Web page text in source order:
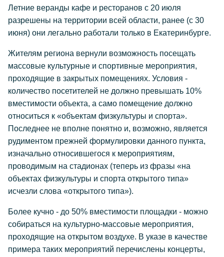
Летние веранды кафе и ресторанов с 20 июля
разрешены на территории всей области, ранее (с 30
июня) они легально работали только в Екатеринбурге.
Жителям региона вернули возможность посещать
массовые культурные и спортивные мероприятия,
проходящие в закрытых помещениях. Условия -
количество посетителей не должно превышать 10%
вместимости объекта, а само помещение должно
относиться к «объектам физкультуры и спорта».
Последнее не вполне понятно и, возможно, является
рудиментом прежней формулировки данного пункта,
изначально относившегося к мероприятиям,
проводимым на стадионах (теперь из фразы «на
объектах физкультуры и спорта открытого типа»
исчезли слова «открытого типа»).
Более кучно - до 50% вместимости площадки - можно
собираться на культурно-массовые мероприятия,
проходящие на открытом воздухе. В указе в качестве
примера таких мероприятий перечислены концерты,